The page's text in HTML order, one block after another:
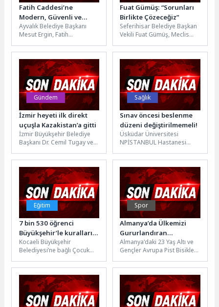
Fatih Caddesi’ne
Modern, Güvenli ve
Kullanışlı Düzenleme
Ayvalık Belediye Başkanı
Mesut Ergin, Fatih
genişletme ve düzenleme
çalışmalarının aralıksız
sürdüğünü...
Fuat Gümüş: “Sorunları
Birlikte Çözeceğiz”
Seferihisar Belediye Başkan
Vekili Fuat Gümüş, Meclis
Okan Çınar ile Turabiye,...
Gündem
İzmir heyeti ilk direkt
uçuşla Kazakistan’a gitti
İzmir Büyükşehir Belediye
Başkanı Dr. Cemil Tugay ve
Kazakistan'ın Almatı,
Çimkent ve...
Sağlık
Sınav öncesi beslenme
düzeni değiştirilmemeli!
Üsküdar Üniversitesi
NPİSTANBUL Hastanesi
Hülya Yiğit İspiroğlu, sınav
döneminde öğrencilerin
stresle...
Eğitim
7 bin 530 öğrenci
Büyükşehir’le kuralları
öğrendi
Kocaeli Büyükşehir
Belediyesi’ne bağlı Çocuk
2026 eğitim öğretim yılında
düzenlenen 270 eğitim...
Spor
Almanya’da Ülkemizi
Gururlandıran
Bisikletçilerimize
Coşkulu Karşılama
Almanya'daki 23 Yaş Altı ve
Gençler Avrupa Pist Bisikleti
gururlandıran Konya
Büyükşehir Belediyespor...